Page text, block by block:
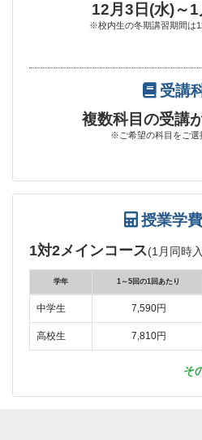
12月3日(水)～
※校内生の冬期講習期間は
受講
複数科目の受講
※ご希望の科目をご選
授業学費
1対2メインコース(1月同時
学年 1～5回の1回あたり
中学生 7,590円
高校生 7,810円
そ